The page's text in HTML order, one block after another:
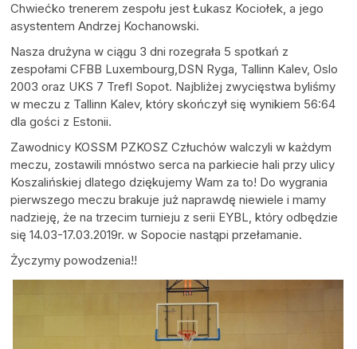
Chwiećko trenerem zespołu jest Łukasz Kociołek, a jego
asystentem Andrzej Kochanowski.
Nasza drużyna w ciągu 3 dni rozegrała 5 spotkań z
zespołami CFBB Luxembourg,DSN Ryga, Tallinn Kalev, Oslo
2003 oraz UKS 7 Trefl Sopot. Najbliżej zwycięstwa byliśmy
w meczu z Tallinn Kalev, który skończył się wynikiem 56:64
dla gości z Estonii.
Zawodnicy KOSSM PZKOSZ Człuchów walczyli w każdym
meczu, zostawili mnóstwo serca na parkiecie hali przy ulicy
Koszalińskiej dlatego dziękujemy Wam za to! Do wygrania
pierwszego meczu brakuje już naprawdę niewiele i mamy
nadzieję, że na trzecim turnieju z serii EYBL, który odbędzie
się 14.03-17.03.2019r. w Sopocie nastąpi przełamanie.
Życzymy powodzenia!!